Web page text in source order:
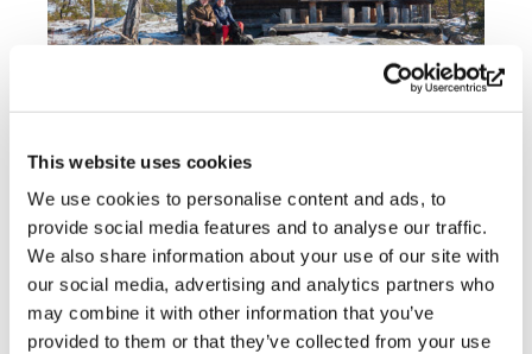
This website uses cookies
We use cookies to personalise content and ads, to
provide social media features and to analyse our traffic.
We also share information about your use of our site with
our social media, advertising and analytics partners who
may combine it with other information that you’ve
provided to them or that they’ve collected from your use
Dela
Prenumerera på Söderlångviks